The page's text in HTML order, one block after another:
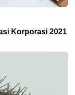
Korporasi 2021